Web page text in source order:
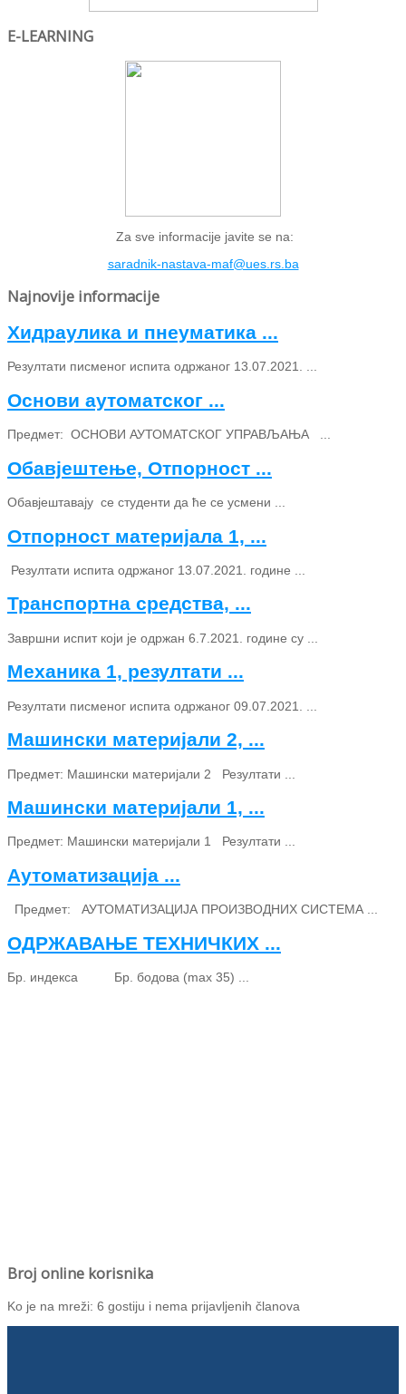
E-LEARNING
Za sve informacije javite se na:
saradnik-nastava-maf@ues.rs.ba
Najnovije informacije
Хидраулика и пнеуматика ...
Резултати писменог испита одржаног 13.07.2021. ...
Основи аутоматског ...
Предмет: ОСНОВИ АУТОМАТСКОГ УПРАВЉАЊА ...
Обавјештење, Отпорност ...
Обавјештавају се студенти да ће се усмени ...
Отпорност материјала 1, ...
Резултати испита одржаног 13.07.2021. године ...
Транспортна средства, ...
Завршни испит који је одржан 6.7.2021. године су ...
Механика 1, резултати ...
Резултати писменог испита одржаног 09.07.2021. ...
Машински материјали 2, ...
Предмет: Машински материјали 2 Резултати ...
Машински материјали 1, ...
Предмет: Машински материјали 1 Резултати ...
Аутоматизација ...
Предмет: АУТОМАТИЗАЦИЈА ПРОИЗВОДНИХ СИСТЕМА ...
ОДРЖАВАЊЕ ТЕХНИЧКИХ ...
Бр. индекса Бр. бодова (max 35) ...
Broj online korisnika
Ko je na mreži: 6 gostiju i nema prijavljenih članova